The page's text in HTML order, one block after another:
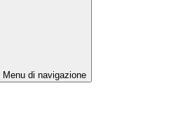
Menu di navigazione